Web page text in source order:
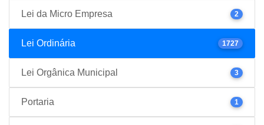
Lei da Micro Empresa 2
Lei Ordinária 1727
Lei Orgânica Municipal 3
Portaria 1